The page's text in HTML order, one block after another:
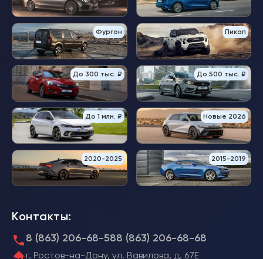
Фургон Пикап
До 300 тыс. ₽ До 500 тыс. ₽
До 1 млн. ₽ Новые 2026
2020-2025 2015-2019
Контакты:
8 (863) 206-68-588 (863) 206-68-68
г. Ростов-на-Дону, ул. Вавилова, д. 67Е